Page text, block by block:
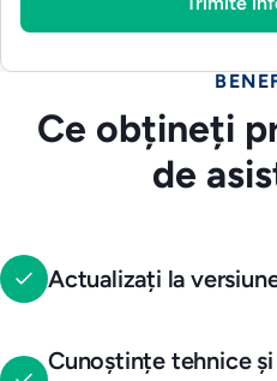
Ce obțineți
de
Actualizați la
Cunoștințe tehnice